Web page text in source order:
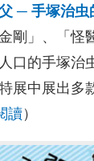
─ 手塚治虫
剛」、「怪
口的手塚治
展中展出多
讀）